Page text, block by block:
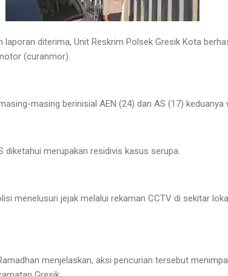
laporan diterima, Unit Reskrim Polsek Gresik Kota
(curanmor).
masing berinisial AEN (24) dan AS (17) keduanya
diketahui merupakan residivis kasus serupa.
menelusuri jejak melalui rekaman CCTV di sekitar
menjelaskan, aksi pencurian tersebut